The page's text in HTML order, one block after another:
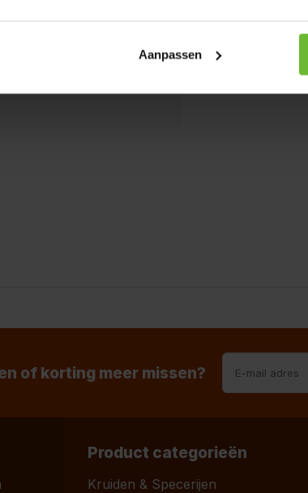
Aanpassen
of korting meer missen?
Product categorieën
Kruiden & Specerijen